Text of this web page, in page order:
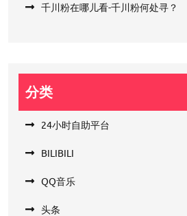
千川粉在哪儿看-千川粉何处寻？
分类
24小时自助平台
BILIBILI
QQ音乐
头条